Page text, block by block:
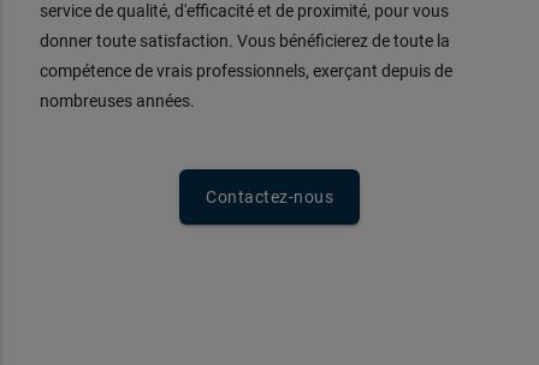
service de qualité, d'efficacité et de proximité, pour vous
donner toute satisfaction. Vous bénéficierez de toute la
compétence de vrais professionnels, exerçant depuis de
nombreuses années.
Contactez-nous